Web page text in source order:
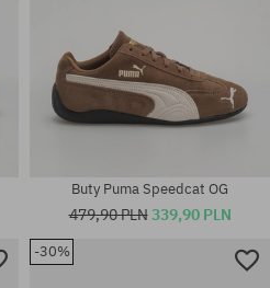
Dostępne rozmiary:
Buty Puma Speedcat OG
479,90 PLN339,90 PLN
-30%